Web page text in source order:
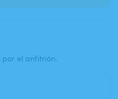
por el anfitrión.